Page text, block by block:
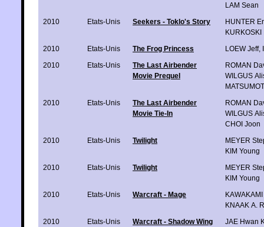
LAM Sean
2010
Etats-Unis Seekers - Toklo's Story
HUNTER
KURKOSKI
2010
Etats-Unis The Frog Princess LOEW Jeff,
2010
Etats-Unis
The Last Airbender
Movie Prequel
ROMAN
WILGUS
2010
Etats-Unis
The Last Airbender
Movie Tie-In
ROMAN
WILGUS
CHOI Joon
2010
Etats-Unis Twilight
MEYER
KIM Young
2010
Etats-Unis Twilight
MEYER
KIM Young
2010
Etats-Unis Warcraft - Mage
KNAAK A.
2010
Etats-Unis Warcraft - Shadow Wing
JAE Hwan